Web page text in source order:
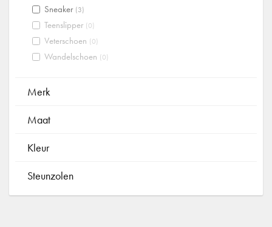
Sneaker (3)
Teenslipper (0)
Veterschoen (0)
Wandelschoen (0)
Merk
Maat
Kleur
Steunzolen